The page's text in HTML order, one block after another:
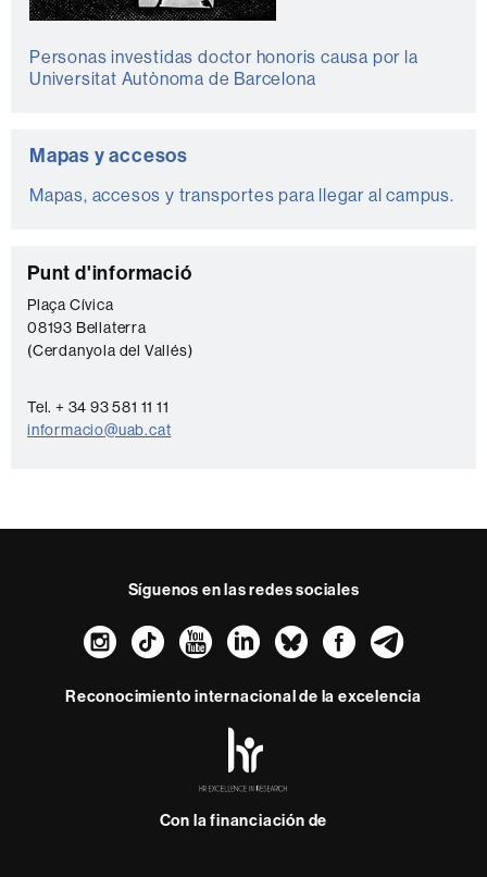
Personas investidas doctor honoris causa por la
Universitat Autònoma de Barcelona
Mapas y accesos
Mapas, accesos y transportes para llegar al campus.
C
o
n
t
a
c
Punt d'informació
Plaça Cívica
08193 Bellaterra
(Cerdanyola del Vallés)
Tel. + 34 93 581 11 11
informacio@uab.cat
Síguenos en las redes sociales
Instagram
TikTokYouTube
LinkedIn
Bluesky
Reconocimiento internacional de la excelencia
-
Con la financiación de